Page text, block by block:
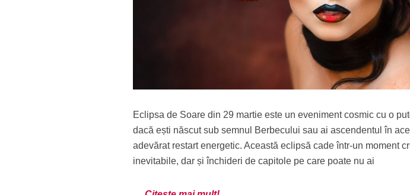
Eclipsa de Soare din 29 martie este un eveniment cosmic cu o
dacă ești născut sub semnul Berbecului sau ai ascendentul în
adevărat restart energetic. Această eclipsă cade într-un moment
inevitabile, dar și închideri de capitole pe care poate nu ai